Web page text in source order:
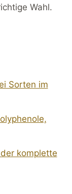
Wahl.
Sorten im
komplette